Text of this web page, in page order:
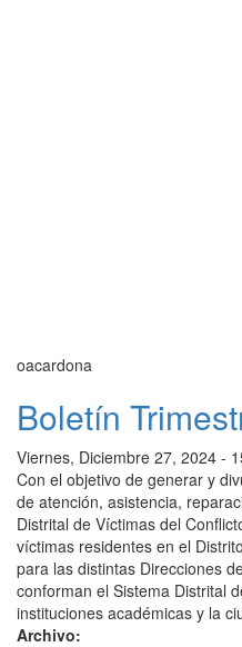
oacardona
Boletín
Viernes, Diciembre 27, 2024 -
Con el objetivo de generar y
de atención, asistencia,
Distrital de Víctimas del
víctimas residentes en el
para las distintas Direcciones
conforman el Sistema Distrital
instituciones académicas y la
Archivo